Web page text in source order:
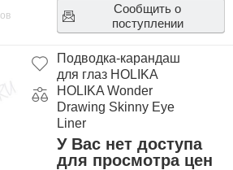
Сообщить о
поступлении
Подводка-карандаш
для глаз HOLIKA
HOLIKA Wonder
Drawing Skinny Eye
Liner
У Вас нет доступа
для просмотра цен